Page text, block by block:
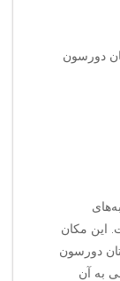
دورسون
این مکان
دورسون
به آن